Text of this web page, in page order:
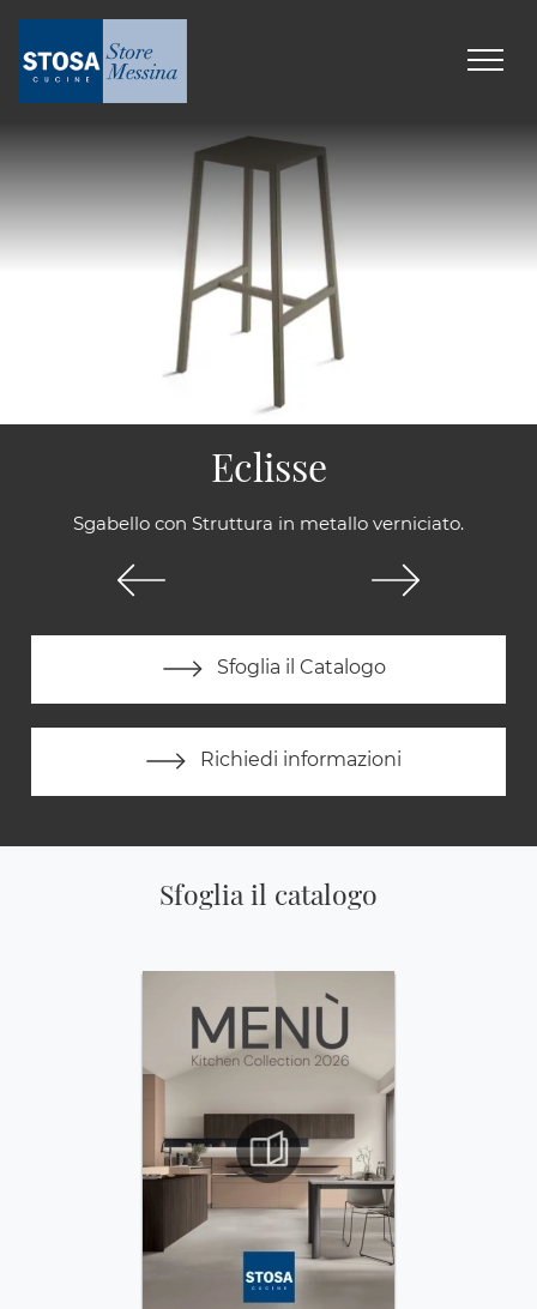
Sgabello con Struttura in metallo verniciato.
Sfoglia il Catalogo
Richiedi informazioni
Eclisse
Sfoglia il catalogo